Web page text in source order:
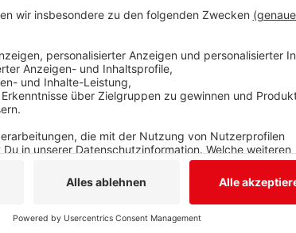
Diakonie für einen Neubau entschieden. Der
Patienten und auch der Fluglärm wird vermindert,
ablaufen. Insgesamt werden auf dem Dach der
„Dieses Projekt sichert die Luftrettung in
die nächsten 25 Jahre“ heißt es von der Diakonie.